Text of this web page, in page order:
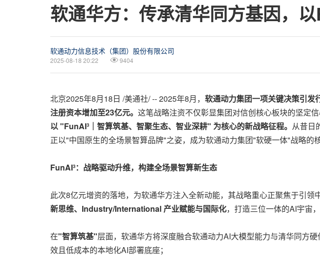
软通华方：传承清华同方基因，
软通动力信息技术（集团）股份有限公司
2025-08-18 20:22 9404
北京2025年8月18日 /美通社/ -- 2025年8月， 软通动力集团一项关键决策引发
注册资本增加至23亿元。 这笔战略注资不仅彰显集团对信创核心板块的坚定
以"FunAI³ ｜智算筑基、智聚生态、智业深耕" 为核心的新战略征程。 从昔日
正以"中国原生的全场景智算品牌"之姿，成为软通动力集团"软硬一体"战略的
FunAI³：战略驱动升维，构建全场景智算新生态
此次8亿元增资的落地，为软通华方注入全新动能，其战略重心正聚焦于引领
新思维、 Industry/International 产业赋能与国际化，打造三位一体的AI宇宙
在"智算筑基"层面，软通华方将深度融合软通动力AI大模型能力与清华同方
效且低成本的本地化AI部署底座；